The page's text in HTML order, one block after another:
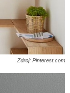
Zdroj: Pinterest.com